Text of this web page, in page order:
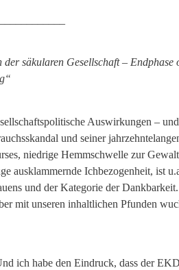
der säkularen Gesellschaft –
Auswirkungen –
und seiner
niedrige Hemmschwelle zur
ausklammernde Ichbezogenheit, ist
und der Kategorie der
mit unseren inhaltlichen Pfunden
ich habe den Eindruck, dass der